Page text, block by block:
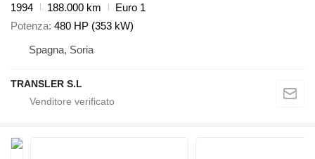
1994
188.000 km
Euro 1
Potenza 480 HP (353 kW)
Spagna, Soria
TRANSLER S.L